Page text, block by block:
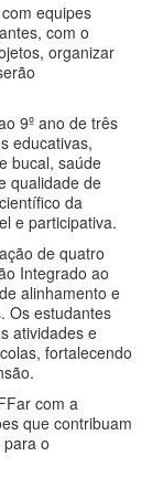
equipes
com o
organizar
9º ano de três
educativas,
bucal, saúde
qualidade de
da
e participativa.
de quatro
Integrado ao
alinhamento e
Os estudantes
atividades e
fortalecendo
com a
que contribuam
o